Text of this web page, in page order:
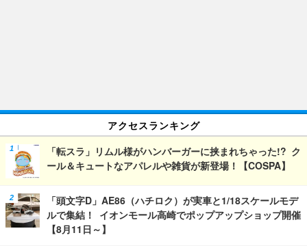
アクセスランキング
「転スラ」リムル様がハンバーガーに挟まれちゃった!? ク
ール＆キュートなアパレルや雑貨が新登場！【COSPA】
「頭文字D」AE86（ハチロク）が実車と1/18スケールモデ
ルで集結！ イオンモール高崎でポップアップショップ開催
【8月11日～】